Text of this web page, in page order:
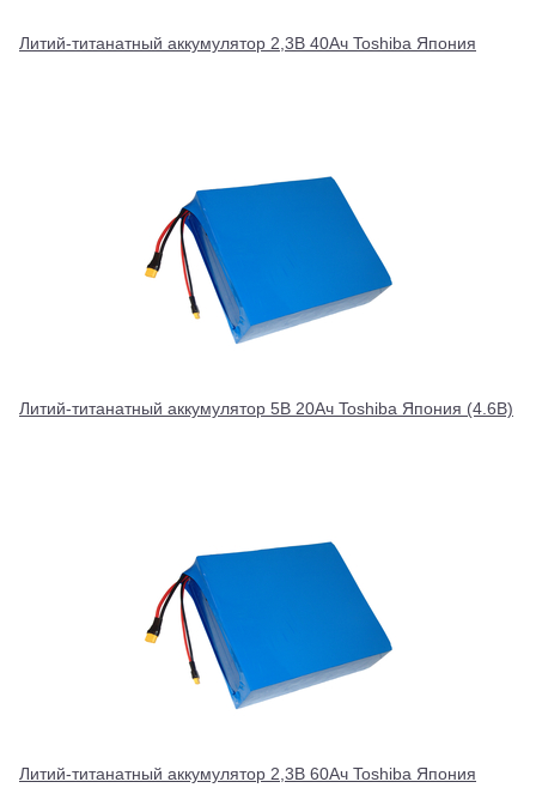
Литий-титанатный аккумулятор 2,3В 40Ач Toshiba Япония
Литий-титанатный аккумулятор 5В 20Ач Toshiba Япония (4.6В)
Литий-титанатный аккумулятор 2,3В 60Ач Toshiba Япония